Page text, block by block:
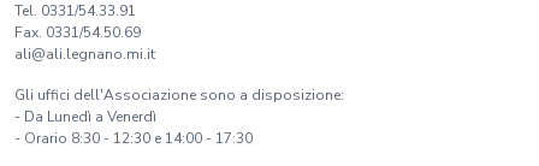
Tel. 0331/54.33.91
Fax. 0331/54.50.69
ali@ali.legnano.mi.it
Gli uffici dell'Associazione sono a disposizione:
- Da Lunedì a Venerdì
- Orario 8:30 - 12:30 e 14:00 - 17:30